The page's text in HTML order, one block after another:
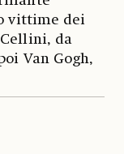
vittime dei
Cellini, da
Van Gogh,